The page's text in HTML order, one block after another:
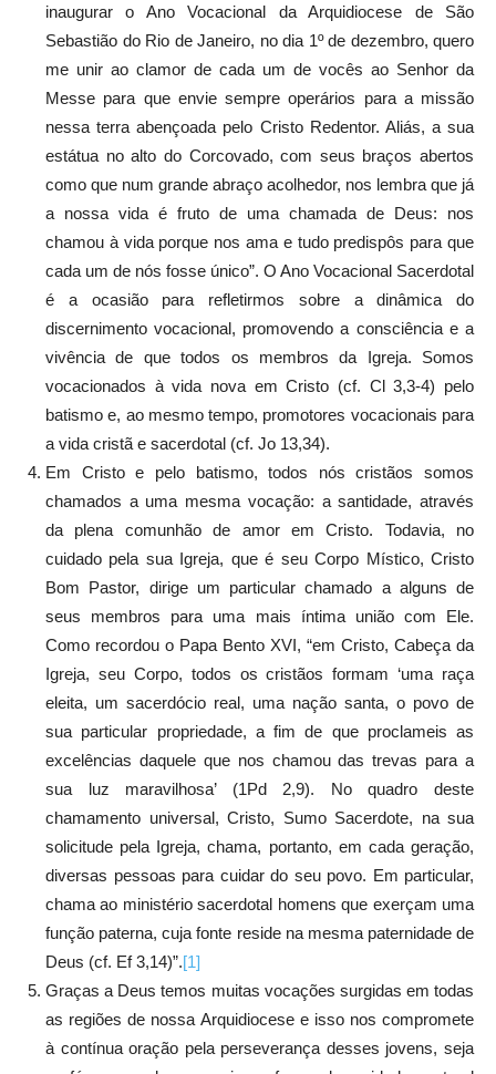
inaugurar o Ano Vocacional da Arquidiocese de São
Sebastião do Rio de Janeiro, no dia 1º de dezembro, quero
me unir ao clamor de cada um de vocês ao Senhor da
Messe para que envie sempre operários para a missão
nessa terra abençoada pelo Cristo Redentor. Aliás, a sua
estátua no alto do Corcovado, com seus braços abertos
como que num grande abraço acolhedor, nos lembra que já
a nossa vida é fruto de uma chamada de Deus: nos
chamou à vida porque nos ama e tudo predispôs para que
cada um de nós fosse único”. O Ano Vocacional Sacerdotal
é a ocasião para refletirmos sobre a dinâmica do
discernimento vocacional, promovendo a consciência e a
vivência de que todos os membros da Igreja. Somos
vocacionados à vida nova em Cristo (cf. Cl 3,3-4) pelo
batismo e, ao mesmo tempo, promotores vocacionais para
a vida cristã e sacerdotal (cf. Jo 13,34).
Em Cristo e pelo batismo, todos nós cristãos somos
chamados a uma mesma vocação: a santidade, através
da plena comunhão de amor em Cristo. Todavia, no
cuidado pela sua Igreja, que é seu Corpo Místico, Cristo
Bom Pastor, dirige um particular chamado a alguns de
seus membros para uma mais íntima união com Ele.
Como recordou o Papa Bento XVI, “em Cristo, Cabeça da
Igreja, seu Corpo, todos os cristãos formam ‘uma raça
eleita, um sacerdócio real, uma nação santa, o povo de
sua particular propriedade, a fim de que proclameis as
excelências daquele que nos chamou das trevas para a
sua luz maravilhosa’ (1Pd 2,9). No quadro deste
chamamento universal, Cristo, Sumo Sacerdote, na sua
solicitude pela Igreja, chama, portanto, em cada geração,
diversas pessoas para cuidar do seu povo. Em particular,
chama ao ministério sacerdotal homens que exerçam uma
função paterna, cuja fonte reside na mesma paternidade de
Deus (cf. Ef 3,14)”.[1]
Graças a Deus temos muitas vocações surgidas em todas
as regiões de nossa Arquidiocese e isso nos compromete
à contínua oração pela perseverança desses jovens, seja